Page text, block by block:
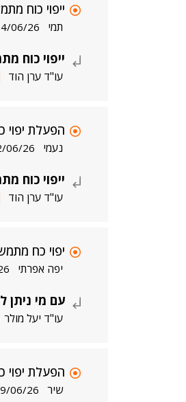
ייפוי כוח
תמי 06/26
ייפוי כוח
עו"ד ערן הוד
הפעלת
נעמי 06/26
ייפוי כוח
עו"ד ערן הוד
יפוי כח
יפה אפרתי
עם מי ניתן
עו"ד יעל מולר
הפעלת
שיר 06/26